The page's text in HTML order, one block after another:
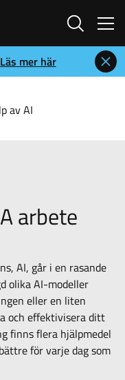
Sök
Läs mer här
av AI
arbete
AI, går i en rasande
olika AI-modeller
eller en liten
och effektivisera ditt
finns flera hjälpmedel
för varje dag som